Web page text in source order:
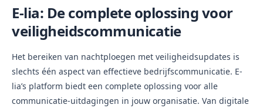
E-lia: De complete oplossing voor
veiligheidscommunicatie
Het bereiken van nachtploegen met veiligheidsupdates is
slechts één aspect van effectieve bedrijfscommunicatie. E-
lia’s platform biedt een complete oplossing voor alle
communicatie-uitdagingen in jouw organisatie. Van digitale